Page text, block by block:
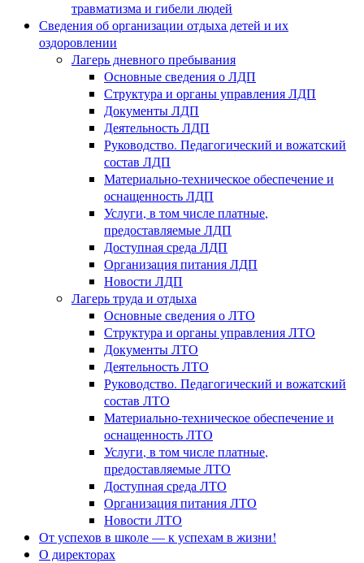
травматизма и гибели людей
Сведения об организации отдыха детей и их
оздоровлении
Лагерь дневного пребывания
Основные сведения о ЛДП
Структура и органы управления ЛДП
Документы ЛДП
Деятельность ЛДП
Руководство. Педагогический и вожатский
состав ЛДП
Материально-техническое обеспечение и
оснащенность ЛДП
Услуги, в том числе платные,
предоставляемые ЛДП
Доступная среда ЛДП
Организация питания ЛДП
Новости ЛДП
Лагерь труда и отдыха
Основные сведения о ЛТО
Структура и органы управления ЛТО
Документы ЛТО
Деятельность ЛТО
Руководство. Педагогический и вожатский
состав ЛТО
Материально-техническое обеспечение и
оснащенность ЛТО
Услуги, в том числе платные,
предоставляемые ЛТО
Доступная среда ЛТО
Организация питания ЛТО
Новости ЛТО
От успехов в школе — к успехам в жизни!
О директорах